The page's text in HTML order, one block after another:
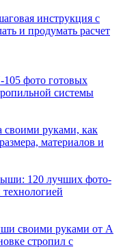
инструкция с
и продумать расчет
фото готовых
системы
своими руками, как
материалов и
120 лучших фото-
своими руками от А
стропил с